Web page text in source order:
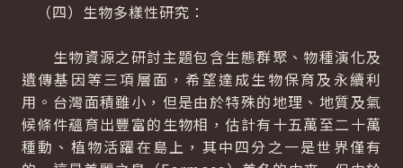
（四）生物多樣性研究：
生物資源之研討主題包含生態群聚、物種演化及
遺傳基因等三項層面，希望達成生物保育及永續利
用。台灣面積雖小，但是由於特殊的地理、地質及氣
候條件蘊育出豐富的生物相，估計有十五萬至二十萬
種動、植物活躍在島上，其中四分之一是世界僅有